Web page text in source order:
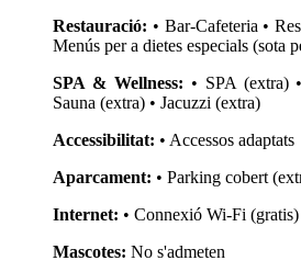
Restauració: • Bar-Cafeteria •
Menús per a dietes especials (sota
SPA & Wellness: • SPA (extra)
Sauna (extra) • Jacuzzi (extra)
Accessibilitat: • Accessos adaptats
Aparcament: • Parking cobert
Internet: • Connexió Wi-Fi (gratis)
Mascotes: No s'admeten